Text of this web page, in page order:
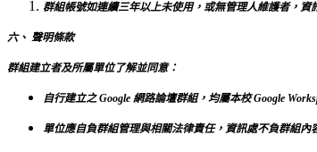
群組帳號如連續三年以上未使用，或無管理人維護者，資
六、 聲明條款
群組建立者及所屬單位了解並同意：
自行建立之 Google 網路論壇群組，均屬本校 Google
單位應自負群組管理與相關法律責任，資訊處不負群組內